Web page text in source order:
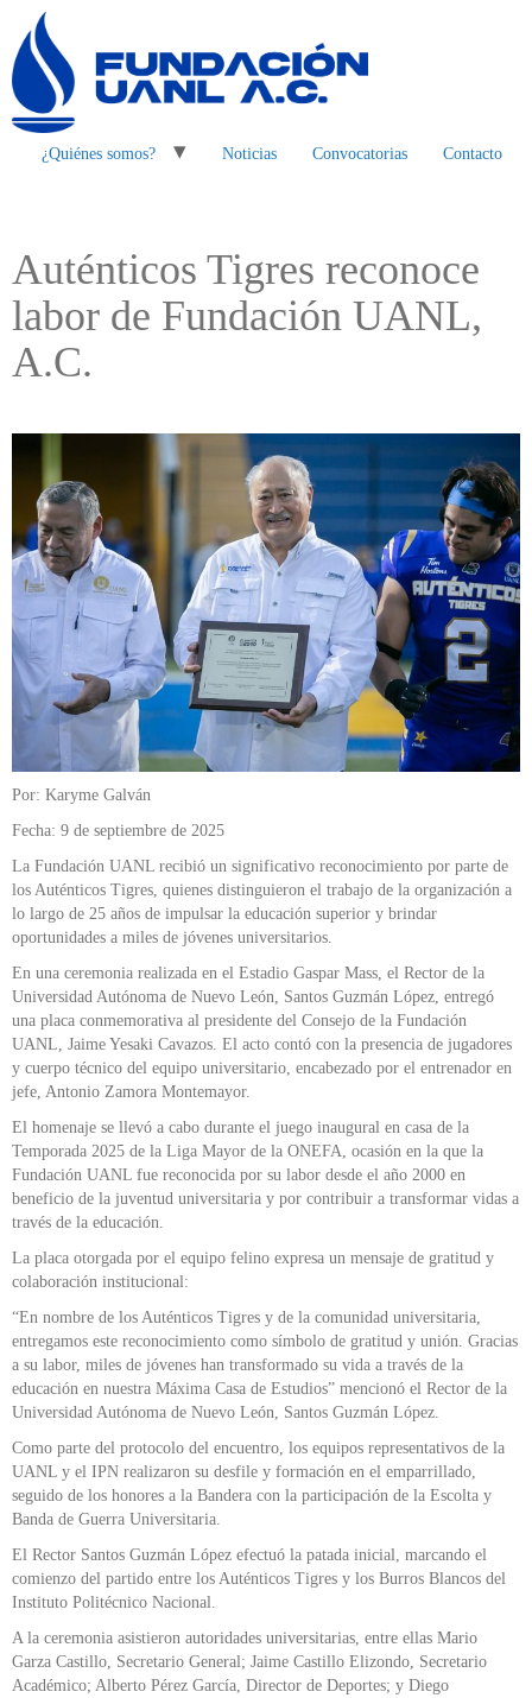
¿Quiénes somos? Noticias Convocatorias Contacto
Auténticos Tigres reconoce
labor de Fundación UANL,
A.C.
Por: Karyme Galván
Fecha: 9 de septiembre de 2025
La Fundación UANL recibió un significativo reconocimiento por parte de
los Auténticos Tigres, quienes distinguieron el trabajo de la organización a
lo largo de 25 años de impulsar la educación superior y brindar
oportunidades a miles de jóvenes universitarios.
En una ceremonia realizada en el Estadio Gaspar Mass, el Rector de la
Universidad Autónoma de Nuevo León, Santos Guzmán López, entregó
una placa conmemorativa al presidente del Consejo de la Fundación
UANL, Jaime Yesaki Cavazos. El acto contó con la presencia de jugadores
y cuerpo técnico del equipo universitario, encabezado por el entrenador en
jefe, Antonio Zamora Montemayor.
El homenaje se llevó a cabo durante el juego inaugural en casa de la
Temporada 2025 de la Liga Mayor de la ONEFA, ocasión en la que la
Fundación UANL fue reconocida por su labor desde el año 2000 en
beneficio de la juventud universitaria y por contribuir a transformar vidas a
través de la educación.
La placa otorgada por el equipo felino expresa un mensaje de gratitud y
colaboración institucional:
“En nombre de los Auténticos Tigres y de la comunidad universitaria,
entregamos este reconocimiento como símbolo de gratitud y unión. Gracias
a su labor, miles de jóvenes han transformado su vida a través de la
educación en nuestra Máxima Casa de Estudios” mencionó el Rector de la
Universidad Autónoma de Nuevo León, Santos Guzmán López.
Como parte del protocolo del encuentro, los equipos representativos de la
UANL y el IPN realizaron su desfile y formación en el emparrillado,
seguido de los honores a la Bandera con la participación de la Escolta y
Banda de Guerra Universitaria.
El Rector Santos Guzmán López efectuó la patada inicial, marcando el
comienzo del partido entre los Auténticos Tigres y los Burros Blancos del
Instituto Politécnico Nacional.
A la ceremonia asistieron autoridades universitarias, entre ellas Mario
Garza Castillo, Secretario General; Jaime Castillo Elizondo, Secretario
Académico; Alberto Pérez García, Director de Deportes; y Diego